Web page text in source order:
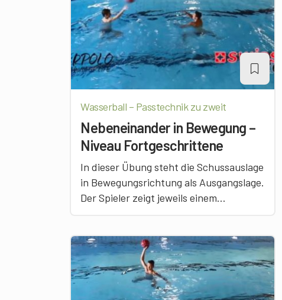
Wasserball – Passtechnik zu zweit
Nebeneinander in Bewegung –
Niveau Fortgeschrittene
In dieser Übung steht die Schussauslage
in Bewegungsrichtung als Ausgangslage.
Der Spieler zeigt jeweils einem...